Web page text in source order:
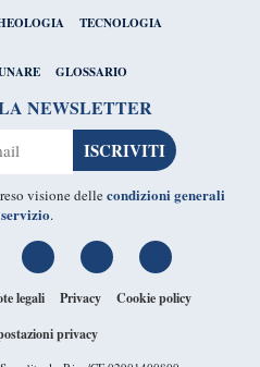
TECNOLOGIA
GLOSSARIO
NEWSLETTER
visione dellecondizioni generali
.
legali Privacy
Cookie policy
privacy